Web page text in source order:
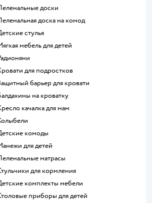
Пеленальные доски
Пеленальная доска на комод
Детские стулья
Мягкая мебель для детей
Радионяни
Кровати для подростков
Защитный барьер для кровати
Балдахины на кроватку
Кресло качалка для мам
Колыбели
Детские комоды
Манежи для детей
Пеленальные матрасы
Стульчики для кормления
Детские комплекты мебели
Столовые приборы для детей